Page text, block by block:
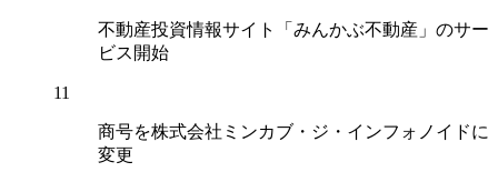
不動産投資情報サイト「みんかぶ不動産」のサー
ビス開始
11
商号を株式会社ミンカブ・ジ・インフォノイドに
変更